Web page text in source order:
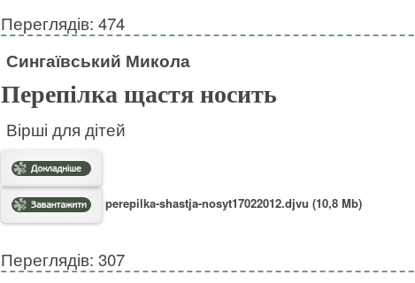
Переглядів: 474
Сингаївський Микола
Перепілка щастя носить
Вірші для дітей
perepilka-shastja-nosyt17022012.djvu (10,8 Mb)
Переглядів: 307